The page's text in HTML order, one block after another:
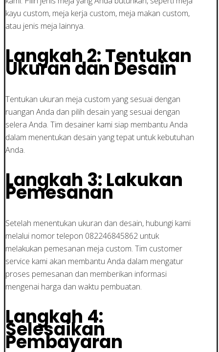
kayu custom, meja kerja custom, meja makan custom,
atau jenis meja lainnya.
Langkah 2: Tentukan
Ukuran dan Desain
Tentukan ukuran meja custom yang sesuai dengan
ruangan Anda dan pilih desain yang sesuai dengan
selera Anda. Tim desainer kami siap membantu Anda
dalam menentukan desain yang tepat untuk kebutuhan
Anda.
Langkah 3: Lakukan
Pemesanan
Setelah menentukan ukuran dan desain, hubungi kami
melalui nomor telepon 082246845862 untuk
melakukan pemesanan meja custom. Tim customer
service kami akan membantu Anda dalam mengatur
proses pemesanan dan memberikan informasi
mengenai harga dan waktu pembuatan.
Langkah 4:
Selesaikan
Pembayaran